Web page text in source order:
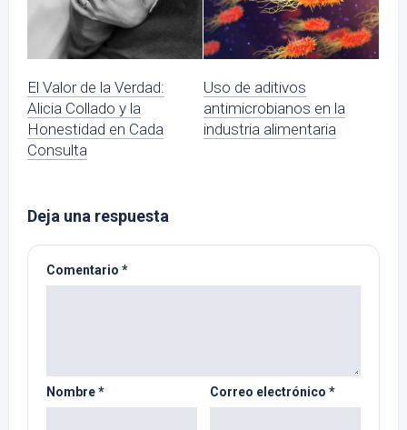
El Valor de la Verdad:
Alicia Collado y la
Honestidad en Cada
Consulta
Uso de aditivos
antimicrobianos en la
industria alimentaria
Deja una respuesta
Comentario *
Nombre* Correo electrónico *